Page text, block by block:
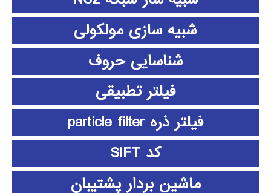
شبیه سازی مولکولی
شناسایی حروف
فیلتر تطبیقی
فیلتر ذره particle filter
کد SIFT
ماشین بردار پشتیبان